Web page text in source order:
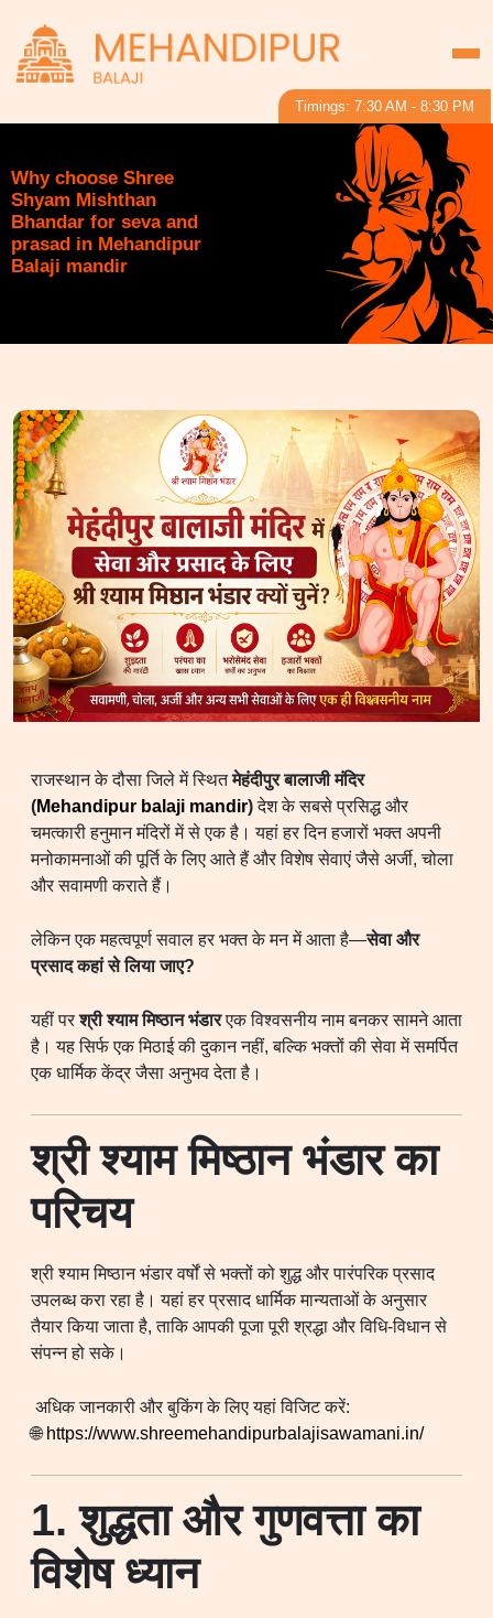
Timings: 7:30 AM - 8:30 PM
Why choose Shree
Shyam Mishthan
Bhandar for seva and
prasad in Mehandipur
Balaji mandir
राजस्थान के दौसा जिले में स्थितमेहंदीपुर बालाजी मंदिर
(Mehandipur balaji mandir)देश के सबसे प्रसिद्ध और
चमत्कारी हनुमान मंदिरों में से एक है। यहां हर दिन हजारों भक्त अपनी
मनोकामनाओं की पूर्ति के लिए आते हैं और विशेष सेवाएं जैसे अर्जी, चोला
और सवामणी कराते हैं।
लेकिन एक महत्वपूर्ण सवाल हर भक्त के मन में आता है—सेवा और
प्रसाद कहां से लिया जाए?
यहीं परश्री श्याम मिष्ठान भंडारएक विश्वसनीय नाम बनकर सामने आता
है। यह सिर्फ एक मिठाई की दुकान नहीं, बल्कि भक्तों की सेवा में समर्पित
एक धार्मिक केंद्र जैसा अनुभव देता है।
श्री श्याम मिष्ठान भंडार का
परिचय
श्री श्याम मिष्ठान भंडार वर्षों से भक्तों को शुद्ध और पारंपरिक प्रसाद
उपलब्ध करा रहा है। यहां हर प्रसाद धार्मिक मान्यताओं के अनुसार
तैयार किया जाता है, ताकि आपकी पूजा पूरी श्रद्धा और विधि-विधान से
संपन्न हो सके।
अधिक जानकारी और बुकिंग के लिए यहां विजिट करें:
🌐 https://www.shreemehandipurbalajisawamani.in/
1. शुद्धता और गुणवत्ता का
विशेष ध्यान